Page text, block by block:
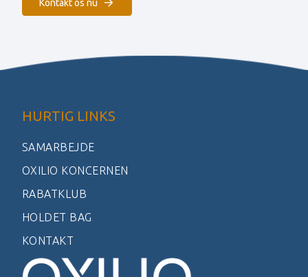
Kontakt os nu
HURTIG LINKS
SAMARBEJDE
OXILIO KONCERNEN
RABATKLUB
HOLDET BAG
KONTAKT